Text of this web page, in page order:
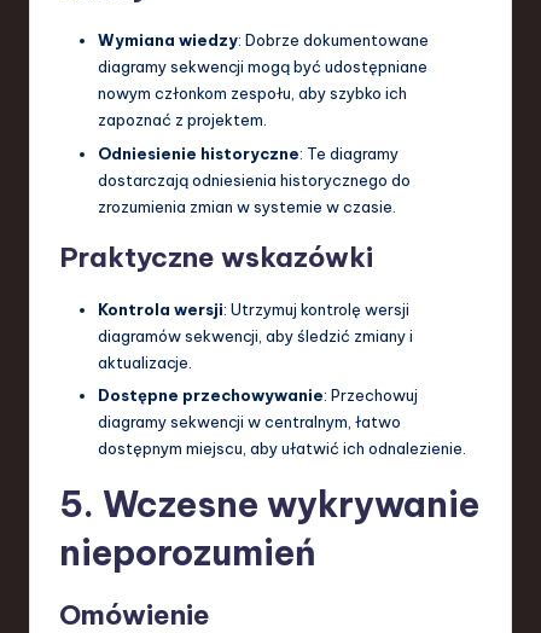
Wymiana wiedzy: Dobrze dokumentowane
diagramy sekwencji mogą być udostępniane
nowym członkom zespołu, aby szybko ich
zapoznać z projektem.
Odniesienie historyczne: Te diagramy
dostarczają odniesienia historycznego do
zrozumienia zmian w systemie w czasie.
Praktyczne wskazówki
Kontrola wersji: Utrzymuj kontrolę wersji
diagramów sekwencji, aby śledzić zmiany i
aktualizacje.
Dostępne przechowywanie: Przechowuj
diagramy sekwencji w centralnym, łatwo
dostępnym miejscu, aby ułatwić ich odnalezienie.
5. Wczesne wykrywanie
nieporozumień
Omówienie